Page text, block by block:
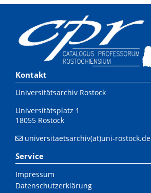
Kontakt
Universitätsarchiv Rostock
Universitätsplatz 1
18055 Rostock
universitaetsarchiv(at)uni-rostock.de
Service
Impressum
Datenschutzerklärung